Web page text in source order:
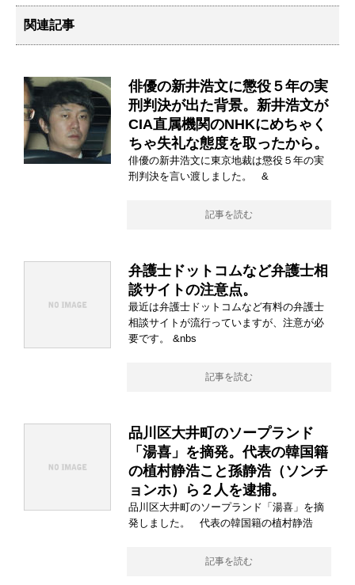
関連記事
俳優の新井浩文に懲役５年の実
刑判決が出た背景。新井浩文が
CIA直属機関のNHKにめちゃく
ちゃ失礼な態度を取ったから。
俳優の新井浩文に東京地裁は懲役５年の実
刑判決を言い渡しました。 &
記事を読む
弁護士ドットコムなど弁護士相
談サイトの注意点。
最近は弁護士ドットコムなど有料の弁護士
相談サイトが流行っていますが、注意が必
要です。 &nbs
記事を読む
品川区大井町のソープランド
「湯喜」を摘発。代表の韓国籍
の植村静浩こと孫静浩（ソンチ
ョンホ）ら２人を逮捕。
品川区大井町のソープランド「湯喜」を摘
発しました。 代表の韓国籍の植村静浩
記事を読む